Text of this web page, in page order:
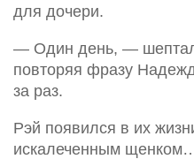
для дочери.
— Один день, — шептал
повторяя фразу
за раз.
Рэй появился в их
искалеченным